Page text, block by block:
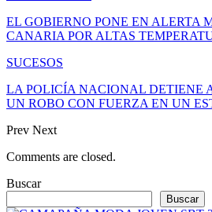
EL GOBIERNO PONE EN ALERTA
CANARIA POR ALTAS
SUCESOS
LA POLICÍA NACIONAL DETIENE
UN ROBO CON FUERZA EN UN
Prev Next
Comments are closed.
Buscar
Buscar